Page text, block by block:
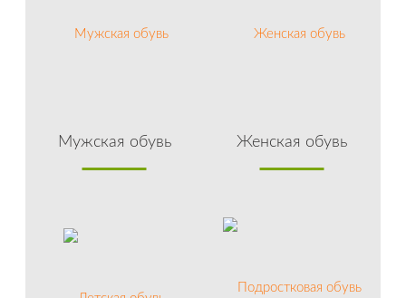
Мужская обувь Женская обувь